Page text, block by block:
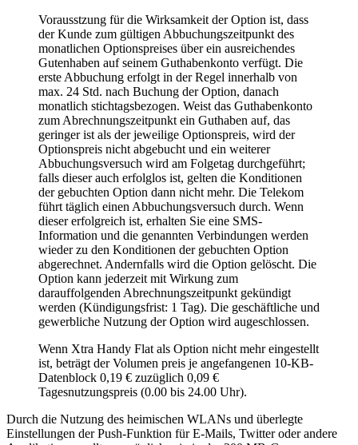
Vorausstzung für die Wirksamkeit der Option ist, dass
der Kunde zum gültigen Abbuchungszeitpunkt des
monatlichen Optionspreises über ein ausreichendes
Gutenhaben auf seinem Guthabenkonto verfügt. Die
erste Abbuchung erfolgt in der Regel innerhalb von
max. 24 Std. nach Buchung der Option, danach
monatlich stichtagsbezogen. Weist das Guthabenkonto
zum Abrechnungszeitpunkt ein Guthaben auf, das
geringer ist als der jeweilige Optionspreis, wird der
Optionspreis nicht abgebucht und ein weiterer
Abbuchungsversuch wird am Folgetag durchgeführt;
falls dieser auch erfolglos ist, gelten die Konditionen
der gebuchten Option dann nicht mehr. Die Telekom
führt täglich einen Abbuchungsversuch durch. Wenn
dieser erfolgreich ist, erhalten Sie eine SMS-
Information und die genannten Verbindungen werden
wieder zu den Konditionen der gebuchten Option
abgerechnet. Andernfalls wird die Option gelöscht. Die
Option kann jederzeit mit Wirkung zum
darauffolgenden Abrechnungszeitpunkt gekündigt
werden (Kündigungsfrist: 1 Tag). Die geschäftliche und
gewerbliche Nutzung der Option wird augeschlossen.
Wenn Xtra Handy Flat als Option nicht mehr eingestellt
ist, beträgt der Volumen preis je angefangenen 10-KB-
Datenblock 0,19 € zuzüglich 0,09 €
Tagesnutzungspreis (0.00 bis 24.00 Uhr).
Durch die Nutzung des heimischen WLANs und überlegte
Einstellungen der Push-Funktion für E-Mails, Twitter oder andere